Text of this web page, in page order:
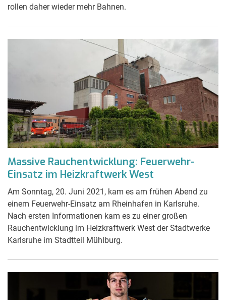
rollen daher wieder mehr Bahnen.
Massive Rauchentwicklung: Feuerwehr-
Einsatz im Heizkraftwerk West
Am Sonntag, 20. Juni 2021, kam es am frühen Abend zu
einem Feuerwehr-Einsatz am Rheinhafen in Karlsruhe.
Nach ersten Informationen kam es zu einer großen
Rauchentwicklung im Heizkraftwerk West der Stadtwerke
Karlsruhe im Stadtteil Mühlburg.